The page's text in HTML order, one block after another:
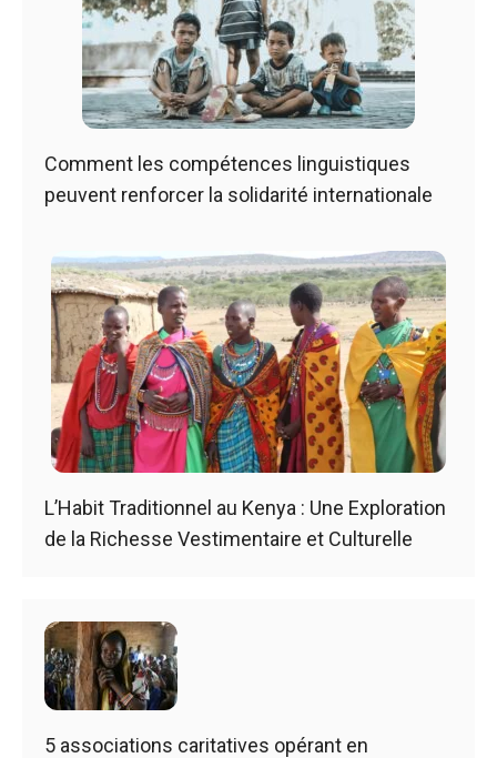
Comment les compétences linguistiques
peuvent renforcer la solidarité internationale
L’Habit Traditionnel au Kenya : Une Exploration
de la Richesse Vestimentaire et Culturelle
5 associations caritatives opérant en